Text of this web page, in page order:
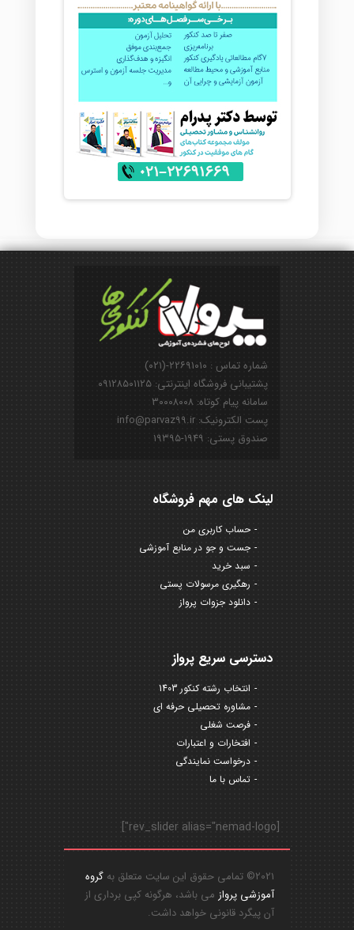
شماره تماس : ۲۲۶۹۱۰۱۰-(۰۲۱)
پشتیبانی فروشگاه اینترنتی: ۰۹۱۲۸۵۰۱۱۲۵
سامانه پیام کوتاه: ۳۰۰۰۸۰۰۸
پست الکترونیک: info@parvaz99.ir
صندوق پستی: ۱۹۴۹-۱۹۳۹۵
لینک های مهم فروشگاه
حساب کاربری من
جست و جو در منابع آموزشی
سبد خرید
رهگیری مرسولات پستی
دانلود جزوات پرواز
دسترسی سریع پرواز
انتخاب رشته کنکور 1403
مشاوره تحصیلی حرفه ای
فرصت شغلی
افتخارات و اعتبارات
درخواست نمایندگی
تماس با ما
[rev_slider alias="nemad-logo"]
2021© تمامی حقوق این سایت متعلق به
گروه
آموزشی پرواز می باشد، هرگونه کپی برداری از
آن پیگرد قانونی خواهد داشت.